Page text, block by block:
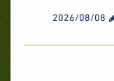
2026/08/08